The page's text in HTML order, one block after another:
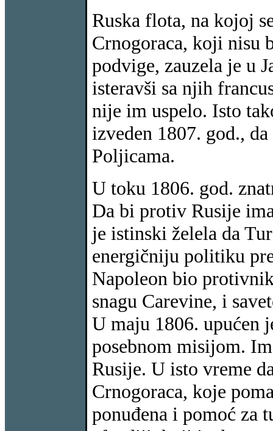
Ruska flota, na kojoj
Crnogoraca, koji nisu
podvige, zauzela je u
isteravši sa njih
nije im uspelo. Isto
izveden 1807. god.,
Poljicama.
U toku 1806. god.
Da bi protiv Rusije
je istinski želela da
energičniju politiku
Napoleon bio
snagu Carevine, i
U maju 1806. upućen
posebnom misijom.
Rusije. U isto vreme
Crnogoraca, koje
ponuđena i pomoć za